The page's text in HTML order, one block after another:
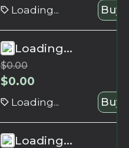
Loading... Buy
Loading...
$0.00
$0.00
Loading... Buy
Loading...